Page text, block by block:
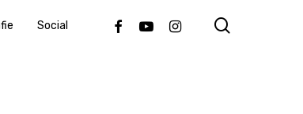
Social FacebookYoutubeInstagram